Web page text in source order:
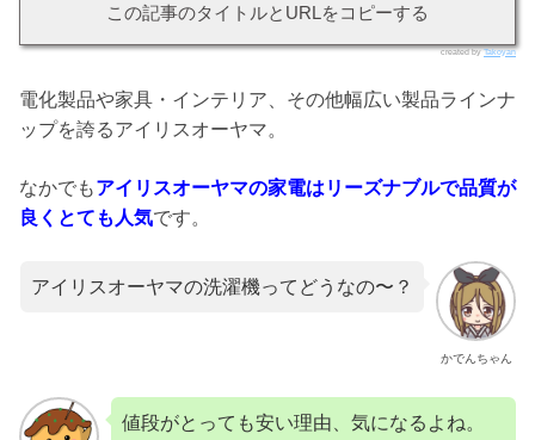
この記事のタイトルとURLをコピーする
created byTakoyan
電化製品や家具・インテリア、その他幅広い製品ラインナ
ップを誇るアイリスオーヤマ。
なかでもアイリスオーヤマの家電はリーズナブルで品質が
良くとても人気です。
かでんちゃん
アイリスオーヤマの洗濯機ってどうなの〜？
値段がとっても安い理由、気になるよね。